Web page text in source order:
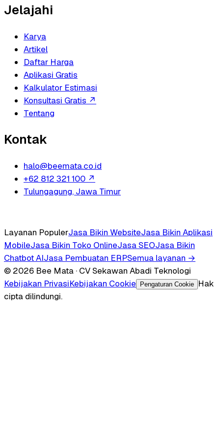
Jelajahi
Karya
Artikel
Daftar Harga
Aplikasi Gratis
Kalkulator Estimasi
Konsultasi Gratis ↗
Tentang
Kontak
halo@beemata.co.id
+62 812 321 100 ↗
Tulungagung, Jawa Timur
Layanan PopulerJasa Bikin WebsiteJasa Bikin Aplikasi
MobileJasa Bikin Toko OnlineJasa SEOJasa Bikin
Chatbot AIJasa Pembuatan ERPSemua layanan →
© 2026 Bee Mata · CV Sekawan Abadi Teknologi
Kebijakan PrivasiKebijakan Cookie Pengaturan Cookie
Hak
cipta dilindungi.